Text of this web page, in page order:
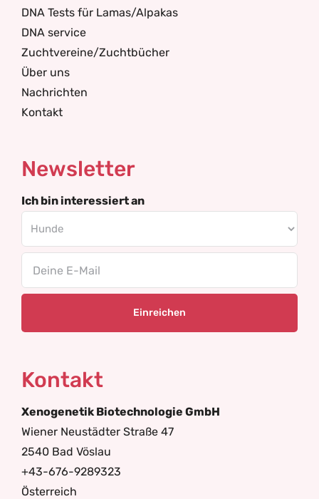
DNA Tests für Lamas/Alpakas
DNA service
Zuchtvereine/Zuchtbücher
Über uns
Nachrichten
Kontakt
Newsletter
Ich bin interessiert an
Kontakt
Xenogenetik Biotechnologie GmbH
Wiener Neustädter Straße 47
2540 Bad Vöslau
+43-676-9289323
Österreich